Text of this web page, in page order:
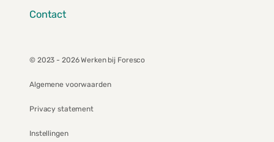
Contact
© 2023 - 2026 Werken bij Foresco
Algemene voorwaarden
Privacy statement
Instellingen